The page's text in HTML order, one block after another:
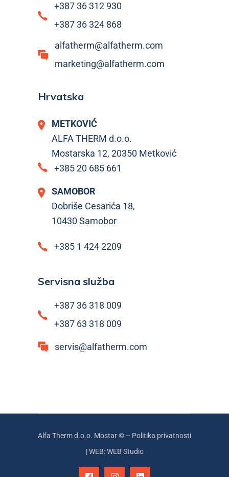
+387 36 312 930
+387 36 324 868
alfatherm@alfatherm.com
marketing@alfatherm.com
Hrvatska
METKOVIĆ
ALFA THERM d.o.o.
Mostarska 12, 20350 Metković
+385 20 685 661
SAMOBOR
Dobriše Cesarića 18,
10430 Samobor
+385 1 424 2209
Servisna služba
+387 36 318 009
+387 63 318 009
servis@alfatherm.com
Alfa Therm d.o.o. Mostar © – Politika privatnosti
|WEB: WEB Studio